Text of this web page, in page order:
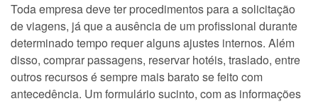
Toda empresa deve ter procedimentos para a solicitação
de viagens, já que a ausência de um profissional durante
determinado tempo requer alguns ajustes internos. Além
disso, comprar passagens, reservar hotéis, traslado, entre
outros recursos é sempre mais barato se feito com
antecedência. Um formulário sucinto, com as informações